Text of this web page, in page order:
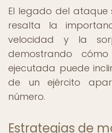
El legado del ataque
resalta la
velocidad y la
demostrando
ejecutada puede
de un ejército
número.
Estrategias de